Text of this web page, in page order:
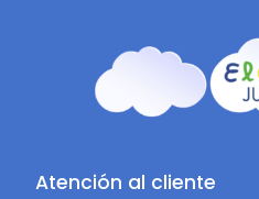
Atención al cliente